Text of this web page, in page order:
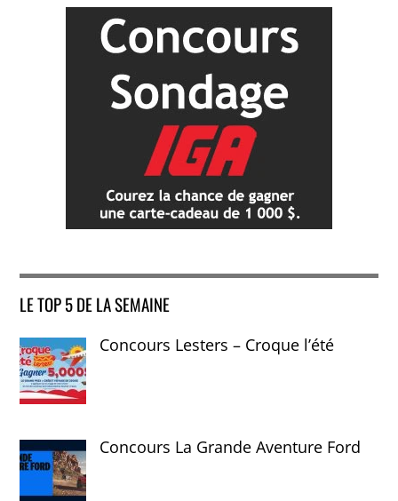
LE TOP 5 DE LA SEMAINE
Concours Lesters – Croque l’été
Concours La Grande Aventure Ford